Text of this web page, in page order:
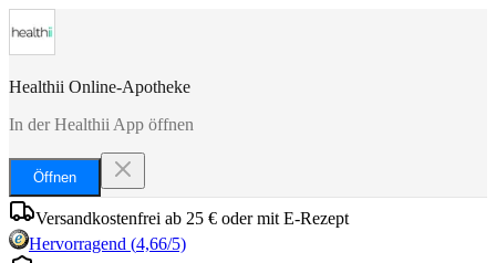
Healthii Online-Apotheke
In der Healthii App öffnen
Öffnen
Versandkostenfrei ab 25 € oder mit E-Rezept
Hervorragend (4,66/5)